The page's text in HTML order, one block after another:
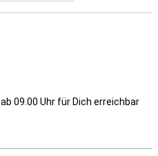
ab 09.00 Uhr für Dich erreichbar